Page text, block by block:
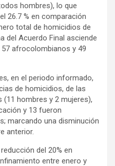
hombres), lo que
26.7 % en comparación
total de homicidios de
del Acuerdo Final asciende
afrocolombianos y 49
en el periodo informado,
de homicidios, de las
(11 hombres y 2 mujeres),
y 13 fueron
marcando una disminución
anterior.
del 20% en
entre enero y